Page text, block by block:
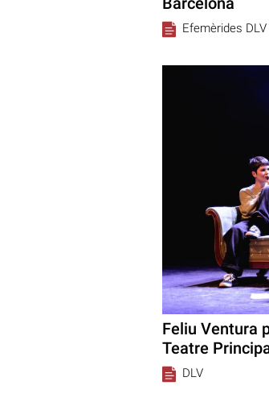
Efemèrides DLV
Feliu Ventura
Teatre
DLV